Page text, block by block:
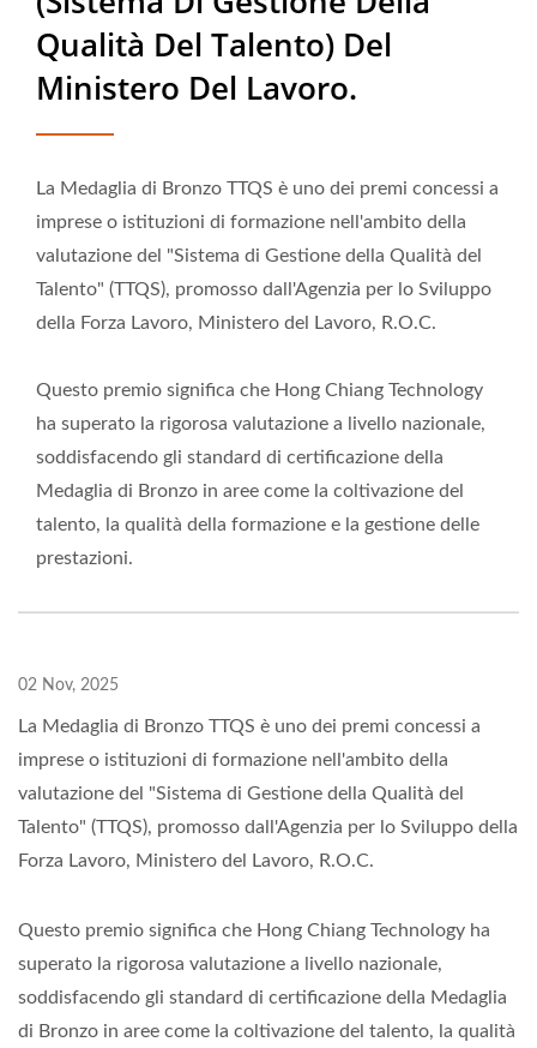
Consegna Di Cibo | Hong
Chiang
Qualità Del Talento) Del
Ministero Del Lavoro.
La Medaglia di Bronzo TTQS è uno dei premi concessi a
imprese o istituzioni di formazione nell'ambito della
valutazione del "Sistema di Gestione della Qualità del
Talento" (TTQS), promosso dall'Agenzia per lo Sviluppo
della Forza Lavoro, Ministero del Lavoro, R.O.C.
Questo premio significa che Hong Chiang Technology
ha superato la rigorosa valutazione a livello nazionale,
soddisfacendo gli standard di certificazione della
Medaglia di Bronzo in aree come la coltivazione del
talento, la qualità della formazione e la gestione delle
prestazioni.
02 Nov, 2025
La Medaglia di Bronzo TTQS è uno dei premi concessi a
imprese o istituzioni di formazione nell'ambito della
valutazione del "Sistema di Gestione della Qualità del
Talento" (TTQS), promosso dall'Agenzia per lo Sviluppo della
Forza Lavoro, Ministero del Lavoro, R.O.C.
Questo premio significa che Hong Chiang Technology ha
superato la rigorosa valutazione a livello nazionale,
soddisfacendo gli standard di certificazione della Medaglia
di Bronzo in aree come la coltivazione del talento, la qualità